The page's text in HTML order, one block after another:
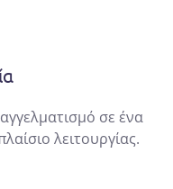
σε ένα
λειτουργίας.